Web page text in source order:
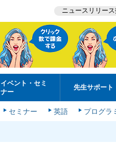
ニュースリリース
イベント・セミ
ナー
先生サポート
セミナー 英語 プログラ